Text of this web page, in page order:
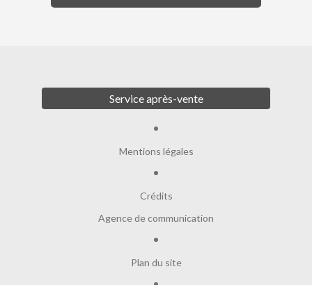
Service après-vente
Mentions légales
Crédits
Agence de communication
Plan du site